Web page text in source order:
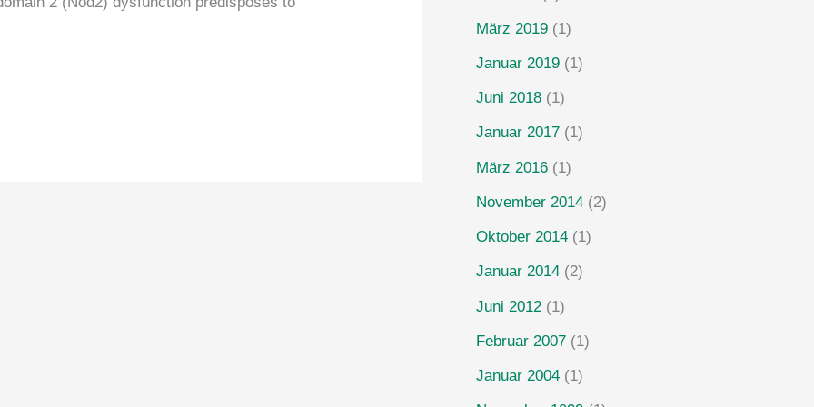
März 2019 (1)
Januar 2019 (1)
Juni 2018 (1)
Januar 2017 (1)
März 2016 (1)
November 2014 (2)
Oktober 2014 (1)
Januar 2014 (2)
Juni 2012 (1)
Februar 2007 (1)
Januar 2004 (1)